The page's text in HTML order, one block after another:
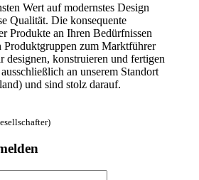
Wert auf modernstes Design
Qualität. Die konsequente
Produkte an Ihren Bedürfnissen
Produktgruppen zum Marktführer
designen, konstruieren und fertigen
an unserem Standort
und sind stolz darauf.